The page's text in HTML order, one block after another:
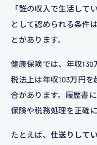
「誰の収入で生活して
として認められる条件
とがあります。
健康保険では、年収130
税法上は年収103万円
合があります。履歴書
保険や税務処理を正確
たとえば、 仕送りして